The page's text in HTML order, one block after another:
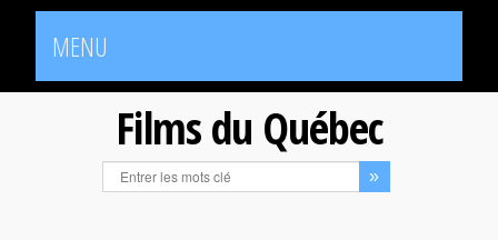
MENU
Films du Québec